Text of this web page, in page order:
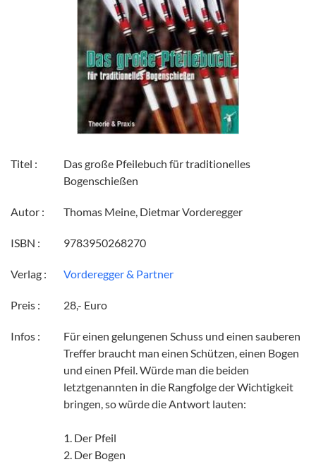
Titel :
Das große Pfeilebuch für traditionelles
Bogenschießen
Autor : Thomas Meine, Dietmar Vorderegger
ISBN : 9783950268270
Verlag : Vorderegger & Partner
Preis : 28,- Euro
Infos :
Für einen gelungenen Schuss und einen sauberen
Treffer braucht man einen Schützen, einen Bogen
und einen Pfeil. Würde man die beiden
letztgenannten in die Rangfolge der Wichtigkeit
bringen, so würde die Antwort lauten:
1. Der Pfeil
2. Der Bogen